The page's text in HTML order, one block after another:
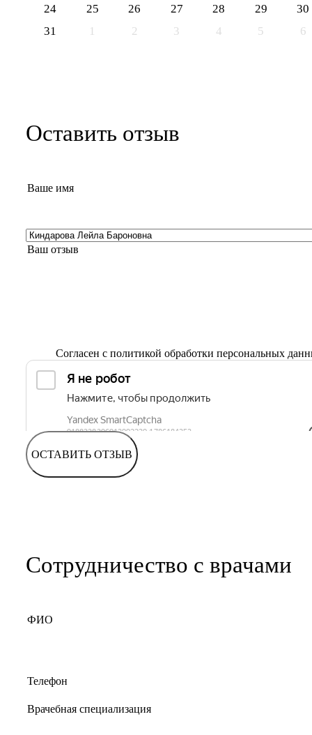
24
25 26 27 28 29
30
31
1 2 3 4 5 6
Оставить отзыв
Согласен с политикой обработки персональных
ОСТАВИТЬ ОТЗЫВ
Сотрудничество с врачами